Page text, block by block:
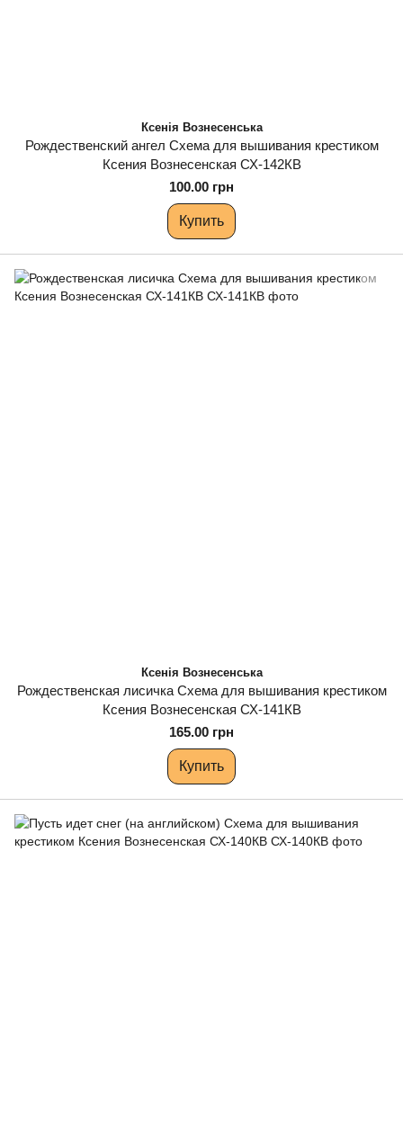
Ксенія Вознесенська
Рождественский ангел Схема для вышивания крестиком
Ксения Вознесенская СХ-142КВ
100.00 грн
Купить
Ксенія Вознесенська
Рождественская лисичка Схема для вышивания крестиком
Ксения Вознесенская СХ-141КВ
165.00 грн
Купить